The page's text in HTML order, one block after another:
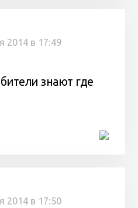
2014 в 17:49
знают где
2014 в 17:50